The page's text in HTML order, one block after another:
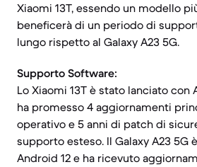
Xiaomi 13T, essendo un modello
beneficerà di un periodo di
lungo rispetto al Galaxy A23 5G.
Supporto Software:
Lo Xiaomi 13T è stato lanciato con
ha promesso 4 aggiornamenti
operativo e 5 anni di patch di
supporto esteso. Il Galaxy A23 5G
Android 12 e ha ricevuto